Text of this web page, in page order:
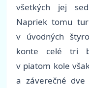
všetkých jej
Napriek tomu
v úvodných
konte celé tri
v piatom kole
a záverečné